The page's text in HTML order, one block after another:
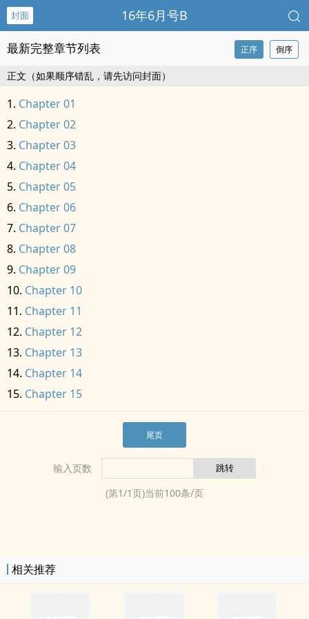
封面 16年6月号B
最新完整章节列表 正序 倒序
正文（如果顺序错乱，请先访问封面）
Chapter 01
Chapter 02
Chapter 03
Chapter 04
Chapter 05
Chapter 06
Chapter 07
Chapter 08
Chapter 09
Chapter 10
Chapter 11
Chapter 12
Chapter 13
Chapter 14
Chapter 15
尾页
输入页数
(第1/1页)当前100条/页
相关推荐